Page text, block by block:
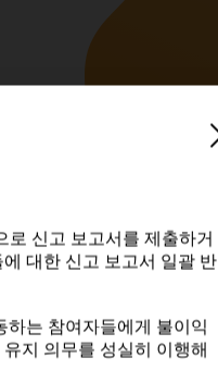
로 신고 보고서를 제출하거
대한 신고 보고서 일괄 반
하는 참여자들에게 불이익
로 신고 보고서를 제출하거
대한 신고 보고서 일괄 반
하는 참여자들에게 불이익
지 의무를 성실히 이행해